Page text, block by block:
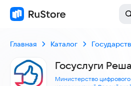
Главная Каталог
Госуслуги
Министерство цифрового